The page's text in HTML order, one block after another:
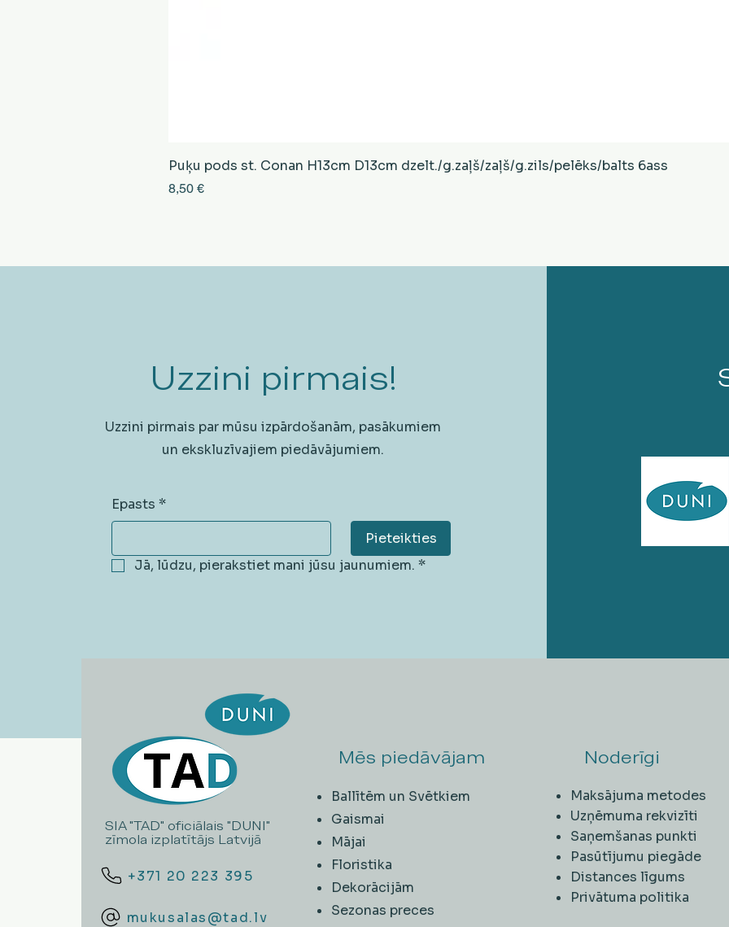
Ātrais skats
Puķu pods st. Conan H13cm D13cm dzelt./g.zaļš/zaļš/g.zils/pelēks/balts 6ass
Cena
8,50 €
Uzzini pirmais!
Uzzini pirmais par mūsu izpārdošanām, pasākumiem
un ekskluzīvajiem piedāvājumiem.
Epasts *
Pieteikties
Jā, lūdzu, pierakstiet mani jūsu jaunumiem. *
SIA "TAD" oficiālais "DUNI"
zīmola izplatītājs Latvijā
+371 20 223 395
mukusalas@tad.lv
Mēs piedāvājam
Ballītēm un Svētkiem
Gaismai
Mājai
Floristika
Dekorācijām
Sezonas preces
Noderīgi
Maksājuma metodes
Uzņēmuma rekvizīti
Saņemšanas punkti
Pasūtījumu piegāde
Distances līgums
Privātuma politika